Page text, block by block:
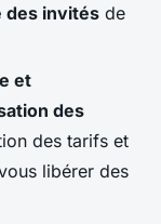
des invités de
et
des
des tarifs et
libérer des